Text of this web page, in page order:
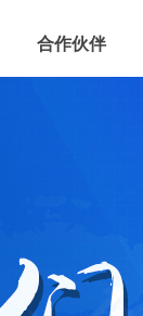
合作伙伴